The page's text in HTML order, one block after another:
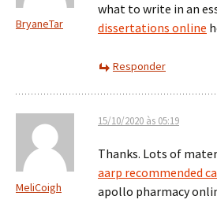
BryaneTar
what to write in an
dissertations online
Responder
MeliCoigh
15/10/2020 às 05:19
Thanks. Lots of
aarp recommended
apollo pharmacy